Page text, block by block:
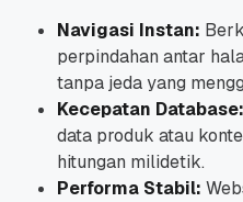
Navigasi Instan:
perpindahan antar
tanpa jeda yang
Kecepatan Database:
data produk atau
hitungan milidetik.
Performa Stabil: